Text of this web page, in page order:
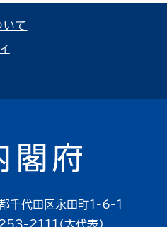
いて
代田区永田町1-6-1
2111（大代表）